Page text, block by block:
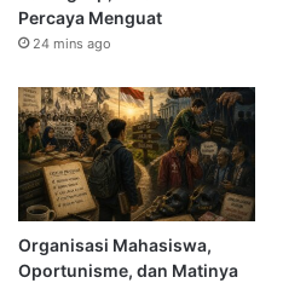
Percaya Menguat
24 mins ago
Organisasi Mahasiswa,
Oportunisme, dan Matinya